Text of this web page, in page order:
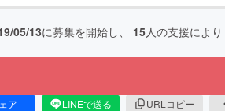
05/13に募集を開始し、 15人の支援により
ア LINEで送る URLコピー